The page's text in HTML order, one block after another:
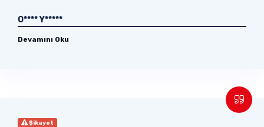
O**** Y*****
Devamını Oku
Şikayet